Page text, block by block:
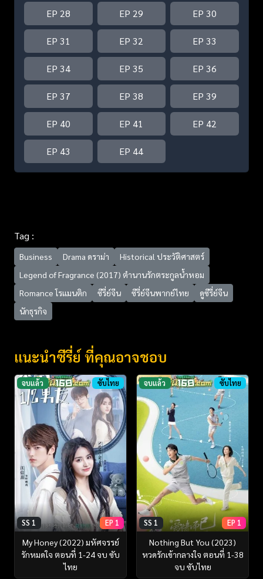
EP 28 EP 29 EP 30
EP 31 EP 32 EP 33
EP 34 EP 35 EP 36
EP 37 EP 38 EP 39
EP 40 EP 41 EP 42
EP 43 EP 44
Tag :
Business Drama ดราม่า
Historical ประวัติศาสตร์
Legend of Fragrance (2017) ตำนานรักตระกูลน้ำหอม
Romance โรแมนติก
ซีรี่ย์จีน ซีรี่ย์จีนพากย์ไทย
ดูซีรี่ย์จีน
นักธุรกิจ
แนะนำซีรี่ย์ ที่คุณอาจชอบ
จบแล้ว ซับไทย
SS 1 EP 1
My Honey (2022) มหัศจรรย์
รักหมดใจ ตอนที่ 1-24 จบ ซับ
ไทย
จบแล้ว ซับไทย
SS 1 EP 1
Nothing But You (2023)
หวดรักเข้ากลางใจ ตอนที่ 1-38
จบ ซับไทย